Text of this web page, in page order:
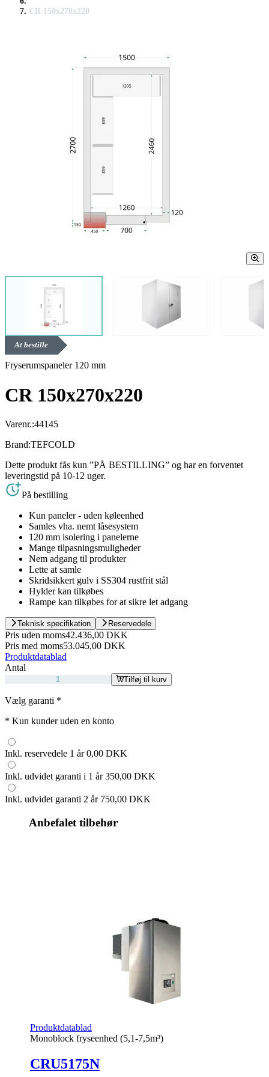
CR 150x270x220
At bestille
Fryserumspaneler 120 mm
CR 150x270x220
Varenr.:44145
Brand:TEFCOLD
Dette produkt fås kun ”PÅ BESTILLING” og har en forventet
leveringstid på 10-12 uger.
På bestilling
Kun paneler - uden køleenhed
Samles vha. nemt låsesystem
120 mm isolering i panelerne
Mange tilpasningsmuligheder
Nem adgang til produkter
Lette at samle
Skridsikkert gulv i SS304 rustfrit stål
Hylder kan tilkøbes
Rampe kan tilkøbes for at sikre let adgang
Teknisk specifikation Reservedele
Pris uden moms42.436,00 DKK
Pris med moms53.045,00 DKK
Produktdatablad
Antal
Tilføj til kurv
Vælg garanti *
* Kun kunder uden en konto
Inkl. reservedele 1 år0,00 DKK
Inkl. udvidet garanti i 1 år350,00 DKK
Inkl. udvidet garanti 2 år 750,00 DKK
Anbefalet tilbehør
Produktdatablad
Monoblock fryseenhed (5,1-7,5m³)
CRU5175N